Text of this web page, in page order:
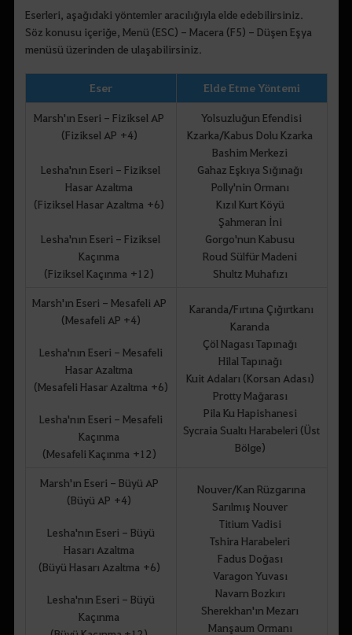
Eserleri, aşağıdaki yöntemler aracılığıyla elde edebilirsiniz.
Söz konusu içeriğe, Menü (ESC) - Macera (F5) - Düşen Eşya
menüsü üzerinden de ulaşabilirsiniz.
Eser Elde Etme Yöntemi
Marsh'ın Eseri - Fiziksel AP
(Fiziksel AP +4)
Lesha'nın Eseri - Fiziksel
Hasar Azaltma
(Fiziksel Hasar Azaltma +6)
Lesha'nın Eseri - Fiziksel
Kaçınma
(Fiziksel Kaçınma +12)
Yolsuzluğun Efendisi
Kzarka/Kabus Dolu Kzarka
Bashim Merkezi
Gahaz Eşkıya Sığınağı
Polly'nin Ormanı
Kızıl Kurt Köyü
Şahmeran İni
Gorgo'nun Kabusu
Roud Sülfür Madeni
Shultz Muhafızı
Marsh'ın Eseri - Mesafeli AP
(Mesafeli AP +4)
Lesha'nın Eseri - Mesafeli
Hasar Azaltma
(Mesafeli Hasar Azaltma +6)
Lesha'nın Eseri - Mesafeli
Kaçınma
(Mesafeli Kaçınma +12)
Karanda/Fırtına Çığırtkanı
Karanda
Çöl Nagası Tapınağı
Hilal Tapınağı
Kuit Adaları (Korsan Adası)
Protty Mağarası
Pila Ku Hapishanesi
Sycraia Sualtı Harabeleri (Üst
Bölge)
Marsh'ın Eseri - Büyü AP
(Büyü AP +4)
Lesha'nın Eseri - Büyü
Hasarı Azaltma
(Büyü Hasarı Azaltma +6)
Lesha'nın Eseri - Büyü
Kaçınma
Nouver/Kan Rüzgarına
Sarılmış Nouver
Titium Vadisi
Tshira Harabeleri
Fadus Doğası
Varagon Yuvası
Navarn Bozkırı
Sherekhan'ın Mezarı
Manşaum Ormanı